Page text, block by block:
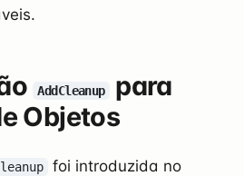
AddCleanup
para
Objetos
foi introduzida no